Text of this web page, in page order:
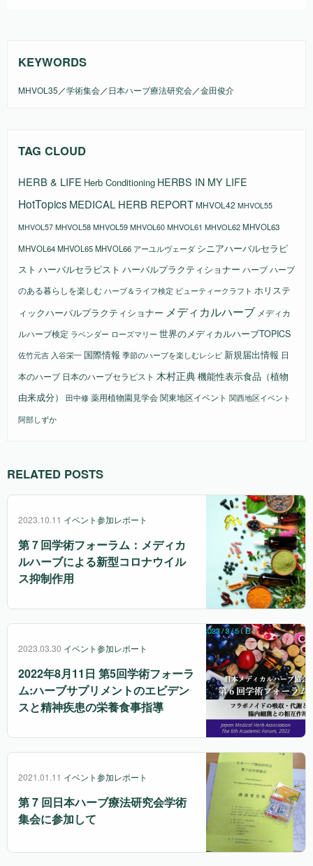
KEYWORDS
MHVOL35 ／学術集会／ 日本ハーブ療法研究会／金田俊介
TAG CLOUD
HERB & LIFE Herb Conditioning HERBS IN MY LIFE
HotTopics MEDICAL HERB REPORTMHVOL42 MHVOL55
MHVOL57 MHVOL58 MHVOL59 MHVOL60 MHVOL61 MHVOL62MHVOL63
MHVOL64MHVOL65MHVOL66 アーユルヴェーダ シニアハーバルセラピ
スト ハーバルセラピスト ハーバルプラクティショナー ハーブハーブ
のある暮らしを楽しむ ハーブ＆ライフ検定 ビューティークラフト ホリステ
ィックハーバルプラクティショナー メディカルハーブ メディカ
ルハーブ検定 ラベンダー ローズマリー 世界のメディカルハーブTOPICS
佐竹元吉 入谷栄一 国際情報 季節のハーブを楽しむレシピ 新規届出情報 日
本のハーブ 日本のハーブセラピスト 木村正典機能性表示食品（植物
由来成分）
田中修 薬用植物園見学会関東地区イベント 関西地区イベント
阿部しずか
RELATED POSTS
2023.10.11 イベント参加レポート
第７回学術フォーラム：メディカ
ルハーブによる新型コロナウイル
ス抑制作用
2023.03.30 イベント参加レポート
2022年8月11日 第5回学術フォーラ
ム:ハーブサプリメントのエビデン
スと精神疾患の栄養食事指導
2021.01.11 イベント参加レポート
第 7 回日本ハーブ療法研究会学術
集会に参加して